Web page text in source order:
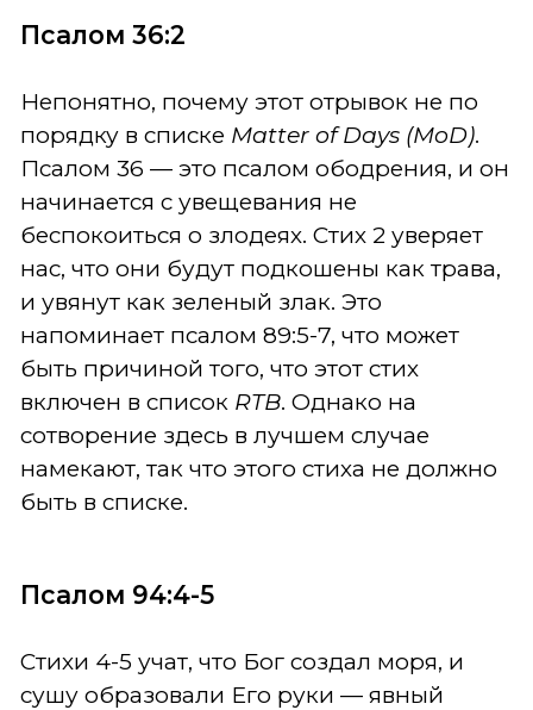
Псалом 36:2
Непонятно, почему этот отрывок не по
порядку в списке Matter of Days (MoD).
Псалом 36 — это псалом ободрения, и он
начинается с увещевания не
беспокоиться о злодеях. Стих 2 уверяет
нас, что они будут подкошены как трава,
и увянут как зеленый злак. Это
напоминает псалом 89:5-7, что может
быть причиной того, что этот стих
включен в список RTB. Однако на
сотворение здесь в лучшем случае
намекают, так что этого стиха не должно
быть в списке.
Псалом 94:4-5
Стихи 4-5 учат, что Бог создал моря, и
сушу образовали Его руки — явный